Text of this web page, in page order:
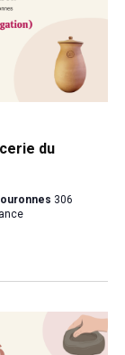
du
306